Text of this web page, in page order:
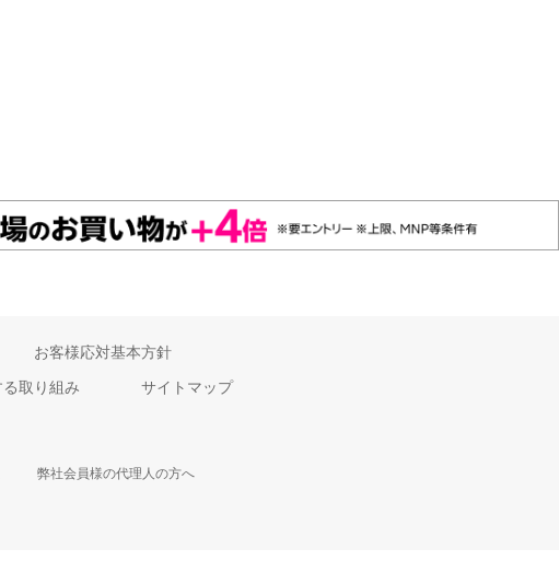
お客様応対基本方針
取り組み
サイトマップ
弊社会員様の代理人の方へ